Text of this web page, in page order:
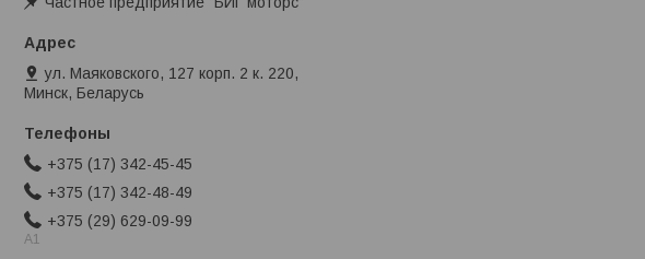
ул. Маяковского, 127 корп. 2 к. 220,
Минск, Беларусь
+375 (17) 342-45-45
+375 (17) 342-48-49
+375 (29) 629-09-99
A1